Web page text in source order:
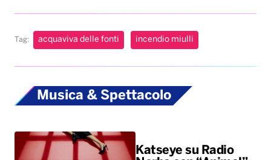
Tag: acquaviva delle fonti incendio miulli
Musica & Spettacolo
Katseye su Radio